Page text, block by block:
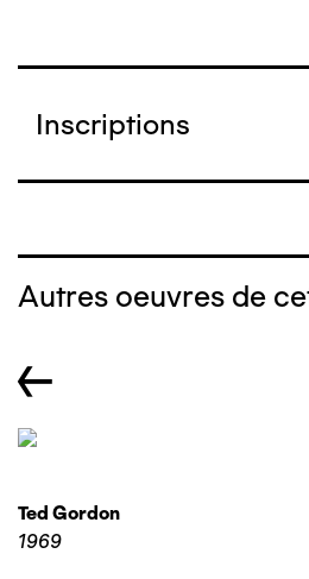
Inscriptions
Autres oeuvres de
←
Ted Gordon
1969